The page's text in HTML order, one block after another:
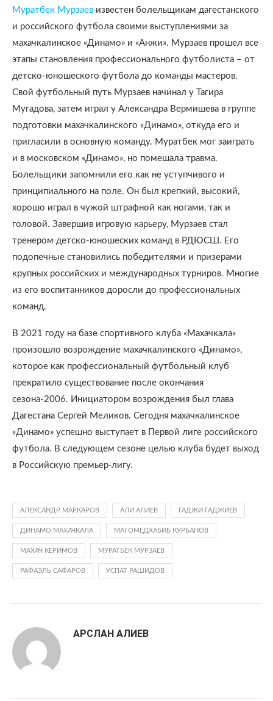
Муратбек Мурзаев известен болельщикам дагестанского
и российского футбола своими выступлениями за
махачкалинское «Динамо» и «Анжи». Мурзаев прошел все
этапы становления профессионального футболиста – от
детско-юношеского футбола до команды мастеров.
Свой футбольный путь Мурзаев начинал у Тагира
Мугадова, затем играл у Александра Вермишева в группе
подготовки махачкалинского «Динамо», откуда его и
пригласили в основную команду. Муратбек мог заиграть
и в московском «Динамо», но помешала травма.
Болельщики запомнили его как не уступчивого и
принципиального на поле. Он был крепкий, высокий,
хорошо играл в чужой штрафной как ногами, так и
головой. Завершив игровую карьеру, Мурзаев стал
тренером детско-юношеских команд в РДЮСШ. Его
подопечные становились победителями и призерами
крупных российских и международных турниров. Многие
из его воспитанников доросли до профессиональных
команд.
В 2021 году на базе спортивного клуба «Махачкала»
произошло возрождение махачкалинского «Динамо»,
которое как профессиональный футбольный клуб
прекратило существование после окончания
сезона-2006. Инициатором возрождения был глава
Дагестана Сергей Меликов. Сегодня махачкалинское
«Динамо» успешно выступает в Первой лиге российского
футбола. В следующем сезоне целью клуба будет выход
в Российскую премьер-лигу.
АЛЕКСАНДР МАРКАРОВ АЛИ АЛИЕВ ГАДЖИ ГАДЖИЕВ
ДИНАМО МАХАЧКАЛА МАГОМЕДХАБИБ КУРБАНОВ
МАХАЧ КЕРИМОВ МУРАТБЕК МУРЗАЕВ
РАФАЭЛЬ САФАРОВ УСПАТ РАШИДОВ
АРСЛАН АЛИЕВ